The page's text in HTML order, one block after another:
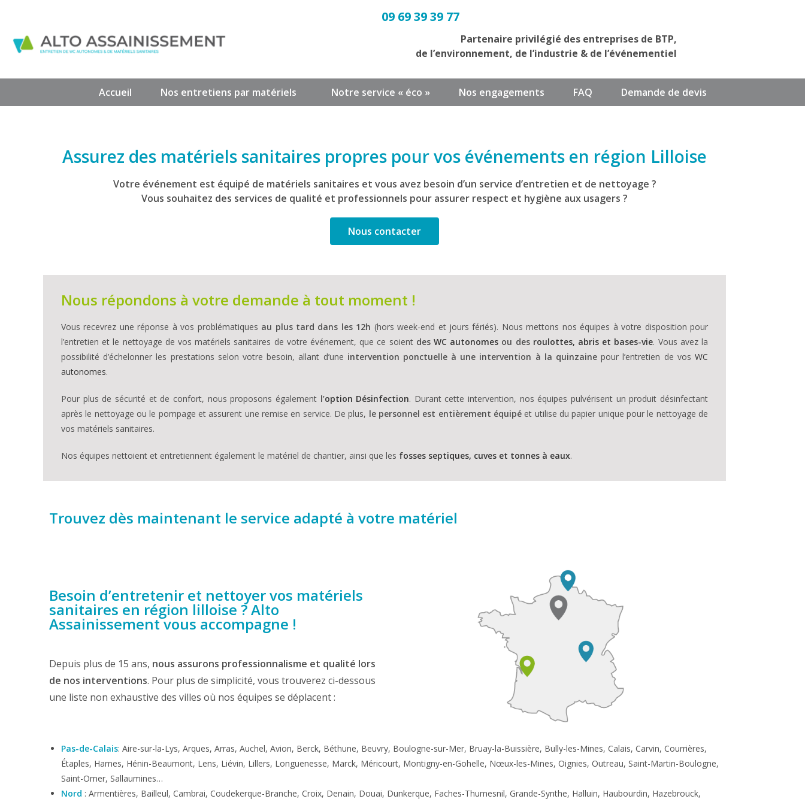
09 69 39 39 77
Partenaire privilégié des entreprises de BTP,
de l’environnement, de l’industrie & de l’événementiel
Accueil Nos entretiens par matériels Notre service « éco » Nos engagements FAQ Demande de devis
Assurez des matériels sanitaires propres pour vos événements en région Lilloise
Votre événement est équipé de matériels sanitaires et vous avez besoin d’un service d’entretien et de nettoyage ?
Vous souhaitez des services de qualité et professionnels pour assurer respect et hygiène aux usagers ?
Nous contacter
Nous répondons à votre demande à tout moment !
Vous recevrez une réponse à vos problématiques au plus tard dans les 12h (hors week-end et jours fériés). Nous mettons nos équipes à votre disposition pour
l’entretien et le nettoyage de vos matériels sanitaires de votre événement, que ce soient desWC autonomes ou des roulottes, abris et bases-vie. Vous avez la
possibilité d’échelonner les prestations selon votre besoin, allant d’une intervention ponctuelle à une intervention à la quinzaine pour l’entretien de vosWC
autonomes.
Pour plus de sécurité et de confort, nous proposons également l’option Désinfection. Durant cette intervention, nos équipes pulvérisent un produit désinfectant
après le nettoyage ou le pompage et assurent une remise en service. De plus, le personnel est entièrement équipé et utilise du papier unique pour le nettoyage de
vos matériels sanitaires.
Nos équipes nettoient et entretiennent également le matériel de chantier, ainsi que les fosses septiques, cuves et tonnes à eaux.
Trouvez dès maintenant le service adapté à votre matériel
Besoin d’entretenir et nettoyer vos matériels
sanitaires en région lilloise ? Alto
Assainissement vous accompagne !
Depuis plus de 15 ans, nous assurons professionnalisme et qualité lors
de nos interventions. Pour plus de simplicité, vous trouverez ci-dessous
une liste non exhaustive des villes où nos équipes se déplacent :
Pas-de-Calais: Aire-sur-la-Lys, Arques, Arras, Auchel, Avion, Berck, Béthune, Beuvry, Boulogne-sur-Mer, Bruay-la-Buissière, Bully-les-Mines, Calais, Carvin, Courrières,
Étaples, Harnes, Hénin-Beaumont, Lens, Liévin, Lillers, Longuenesse, Marck, Méricourt, Montigny-en-Gohelle, Nœux-les-Mines, Oignies, Outreau, Saint-Martin-Boulogne,
Saint-Omer, Sallaumines…
Nord : Armentières, Bailleul, Cambrai, Coudekerque-Branche, Croix, Denain, Douai, Dunkerque, Faches-Thumesnil, Grande-Synthe, Halluin, Haubourdin, Hazebrouck,